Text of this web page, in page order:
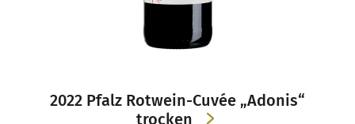
2022 Pfalz Rotwein-Cuvée „Adonis“
trocken